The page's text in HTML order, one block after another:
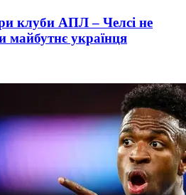
клуби АПЛ – Челсі не
майбутнє українця